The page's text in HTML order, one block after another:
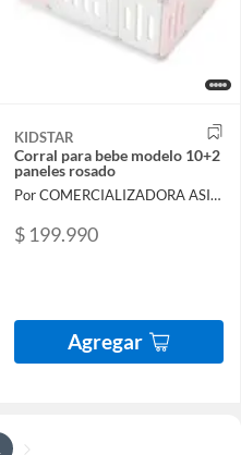
KIDSTAR
Corral para bebe modelo 10+2
paneles rosado
Por COMERCIALIZADORA ASIA IMPORT TRADING SPA
$ 199.990
Agregar